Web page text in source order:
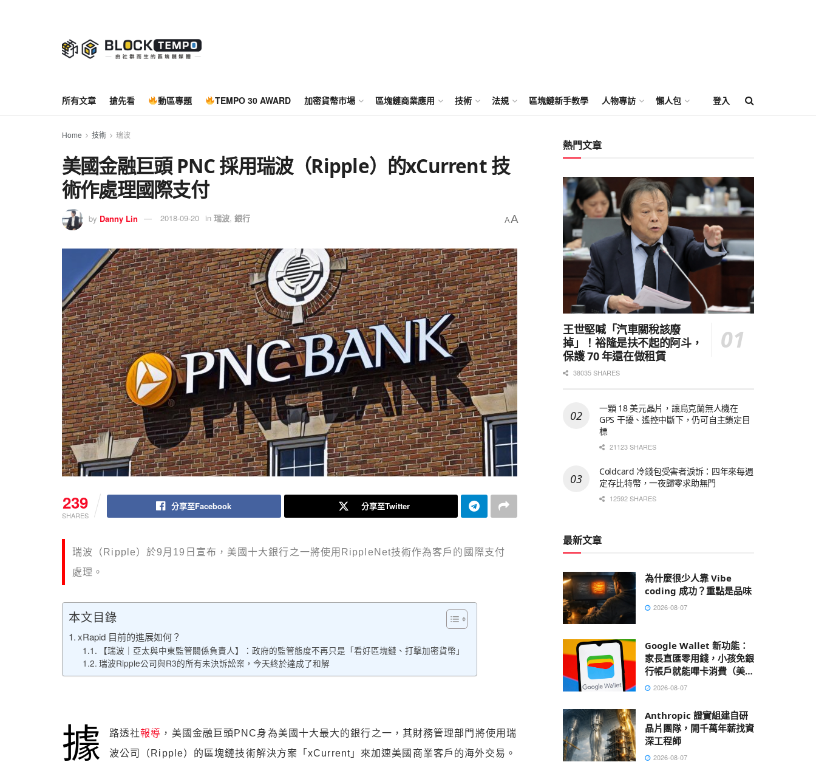
所有文章 搶先看 動區專題 TEMPO 30 AWARD 加密貨幣市場 區塊鏈商業應用 技術 法規 區塊鏈新手教學 人物專訪 懶人包 登入
Home 技術 瑞波
美國金融巨頭 PNC 採用瑞波（Ripple）的xCurrent 技
術作處理國際支付
by Danny Lin 2018-09-20 in 瑞波, 銀行 AA
239
SHARES
分享至Facebook 分享至Twitter
瑞波（Ripple）於9​​月19日宣布，美國十大銀行之一將使用RippleNet技術作為客戶的國際支付
處理。
本文目錄
xRapid 目前的進展如何？
【瑞波｜亞太與中東監管關係負責人】：政府的監管態度不再只是「看好區塊鏈、打擊加密貨幣」
瑞波Ripple公司與R3的所有未決訴訟案，今天終於達成了和解
據 路透社報導 ，美國金融巨頭PNC身為美國十大最大的銀行之一，其財務管理部門將使用瑞
波公司（Ripple）的區塊鏈技術解決方案「xCurrent」來加速美國商業客戶的海外交易。
熱門文章
王世堅喊「汽車關稅該廢
掉」！裕隆是扶不起的阿斗，
保護 70 年還在做租賃
38035 SHARES
一顆 18 美元晶片，讓烏克蘭無人機在
GPS 干擾、遙控中斷下，仍可自主鎖定目
標
21123 SHARES
Coldcard 冷錢包受害者淚訴：四年來每週
定存比特幣，一夜歸零求助無門
12592 SHARES
最新文章
為什麼很少人靠 Vibe
coding 成功？重點是品味
2026-08-07
Google Wallet 新功能：
家長直匯零用錢，小孩免銀
行帳戶就能嗶卡消費（美國
先行）
2026-08-07
Anthropic 證實組建自研
晶片團隊，開千萬年薪找資
深工程師
2026-08-07